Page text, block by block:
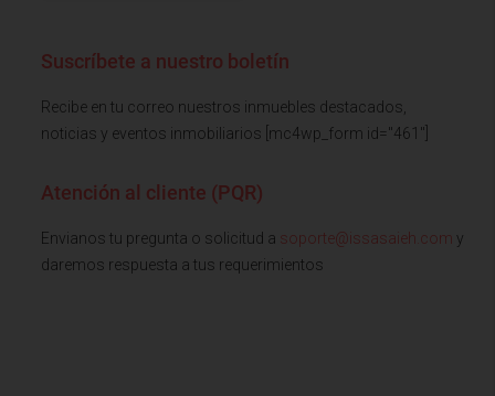
Suscríbete a nuestro boletín
Recibe en tu correo nuestros inmuebles destacados,
noticias y eventos inmobiliarios [mc4wp_form id="461"]
Atención al cliente (PQR)
Envianos tu pregunta o solicitud a soporte@issasaieh.com y
daremos respuesta a tus requerimientos